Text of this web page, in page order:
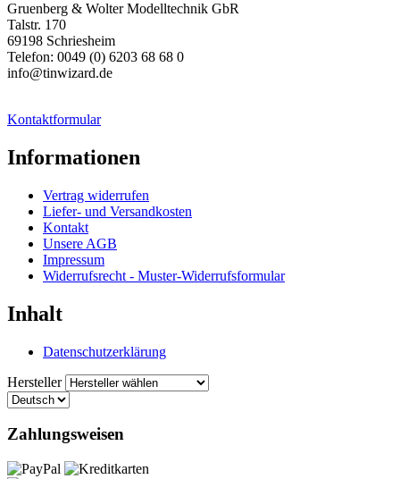
Gruenberg & Wolter Modelltechnik GbR
Talstr. 170
69198 Schriesheim
Telefon: 0049 (0) 6203 68 68 0
info@tinwizard.de
Kontaktformular
Informationen
Vertrag widerrufen
Liefer- und Versandkosten
Kontakt
Unsere AGB
Impressum
Widerrufsrecht - Muster-Widerrufsformular
Inhalt
Datenschutzerklärung
Hersteller
Zahlungsweisen